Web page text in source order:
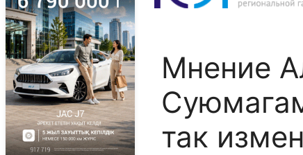
Мнение
так